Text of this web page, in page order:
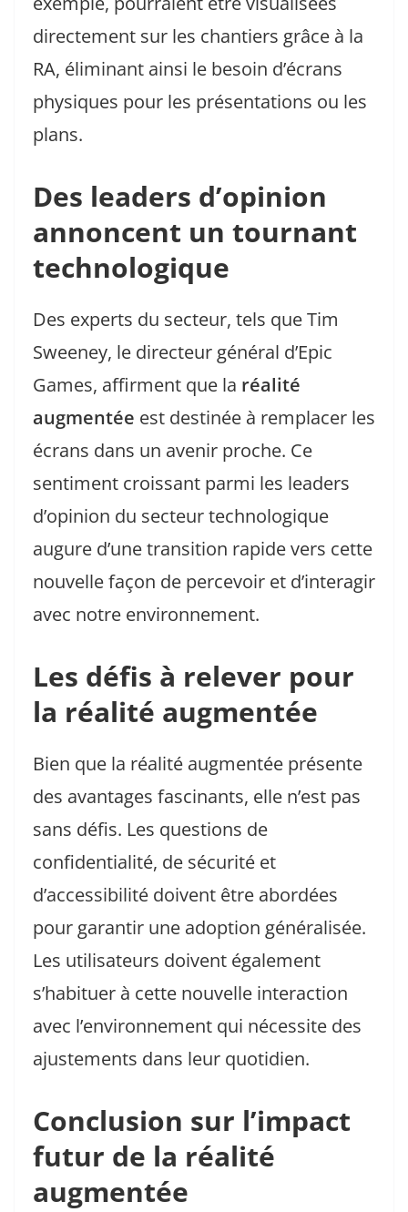
directement sur les chantiers grâce à la
RA, éliminant ainsi le besoin d’écrans
physiques pour les présentations ou les
plans.
Des leaders d’opinion
annoncent un tournant
technologique
Des experts du secteur, tels que Tim
Sweeney, le directeur général d’Epic
Games, affirment que la réalité
augmentée est destinée à remplacer les
écrans dans un avenir proche. Ce
sentiment croissant parmi les leaders
d’opinion du secteur technologique
augure d’une transition rapide vers cette
nouvelle façon de percevoir et d’interagir
avec notre environnement.
Les défis à relever pour
la réalité augmentée
Bien que la réalité augmentée présente
des avantages fascinants, elle n’est pas
sans défis. Les questions de
confidentialité, de sécurité et
d’accessibilité doivent être abordées
pour garantir une adoption généralisée.
Les utilisateurs doivent également
s’habituer à cette nouvelle interaction
avec l’environnement qui nécessite des
ajustements dans leur quotidien.
Conclusion sur l’impact
futur de la réalité
augmentée